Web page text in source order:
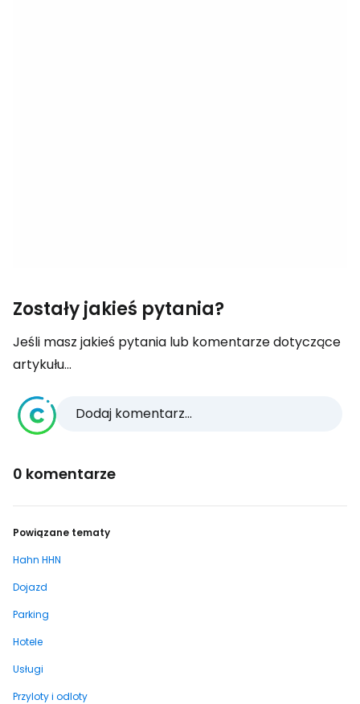
Zostały jakieś pytania?
Jeśli masz jakieś pytania lub komentarze dotyczące
artykułu...
Dodaj komentarz...
0 komentarze
Powiązane tematy
Hahn HHN
Dojazd
Parking
Hotele
Usługi
Przyloty i odloty